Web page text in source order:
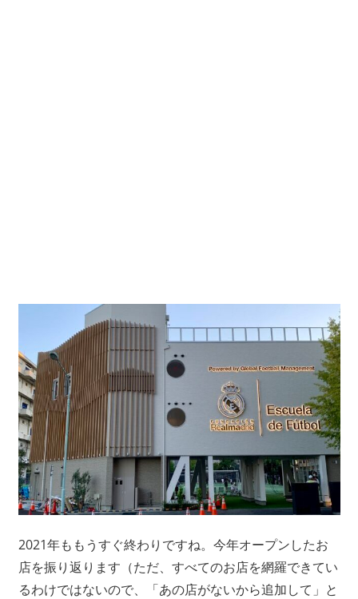
2021年ももうすぐ終わりですね。今年オープンしたお
店を振り返ります（ただ、すべてのお店を網羅できてい
るわけではないので、「あの店がないから追加して」と